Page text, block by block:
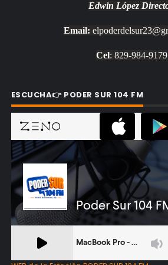
Edwin López
Email:
Cel: 829-984-9179
ESCUCHA👉 PODER SUR 104 FM